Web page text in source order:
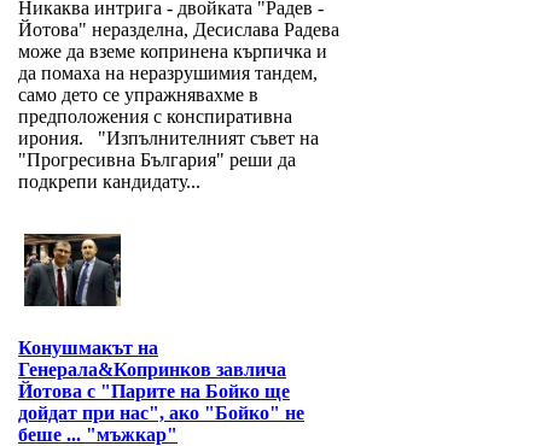
Никаква интрига - двойката "Радев -
Йотова" неразделна, Десислава Радева
може да вземе копринена кърпичка и
да помаха на неразрушимия тандем,
само дето се упражнявахме в
предположения с конспиративна
ирония. "Изпълнителният съвет на
"Прогресивна България" реши да
подкрепи кандидату...
Конушмакът на
Генерала&Копринков завлича
Йотова с "Парите на Бойко ще
дойдат при нас", ако "Бойко" не
беше ... "мъжкар"